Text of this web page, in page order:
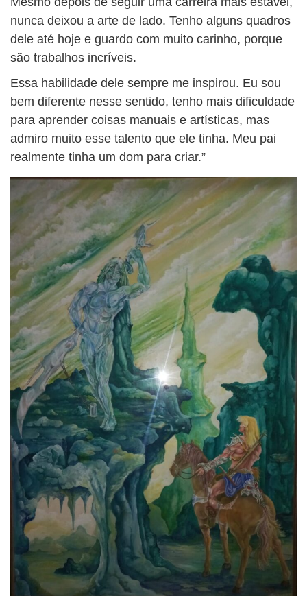
nunca deixou a arte de lado. Tenho alguns quadros
dele até hoje e guardo com muito carinho, porque
são trabalhos incríveis.
Essa habilidade dele sempre me inspirou. Eu sou
bem diferente nesse sentido, tenho mais dificuldade
para aprender coisas manuais e artísticas, mas
admiro muito esse talento que ele tinha. Meu pai
realmente tinha um dom para criar.”